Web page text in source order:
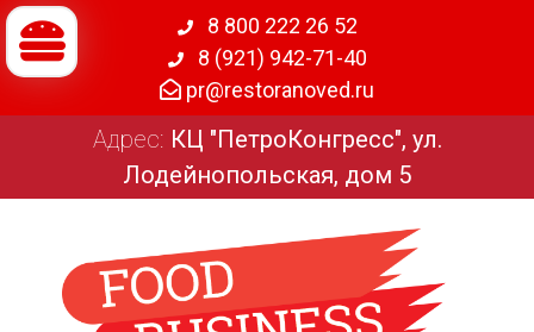
8 800 222 26 52
8 (921) 942-71-40
pr@restoranoved.ru
Адрес: КЦ "ПетроКонгресс", ул.
Лодейнопольская, дом 5